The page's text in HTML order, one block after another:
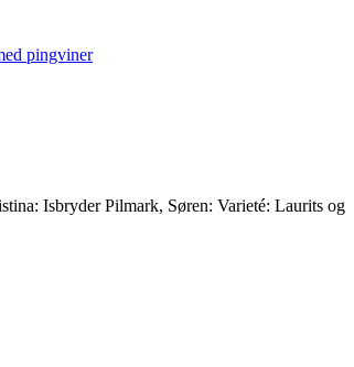
pingviner
Isbryder Pilmark, Søren: Varieté: Laurits og